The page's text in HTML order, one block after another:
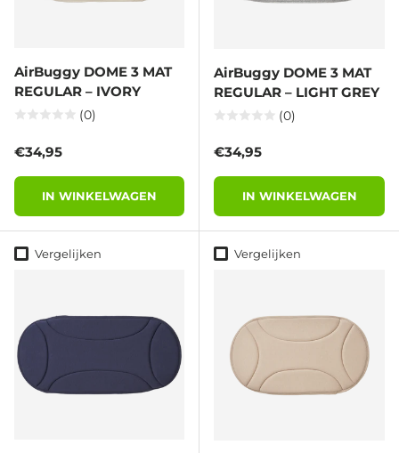
AirBuggy DOME 3 MAT
REGULAR – IVORY
(0)
Reguliere prijs
€34,95
IN WINKELWAGEN
AirBuggy DOME 3 MAT
REGULAR – LIGHT GREY
(0)
Reguliere prijs
€34,95
IN WINKELWAGEN
Vergelijken Vergelijken